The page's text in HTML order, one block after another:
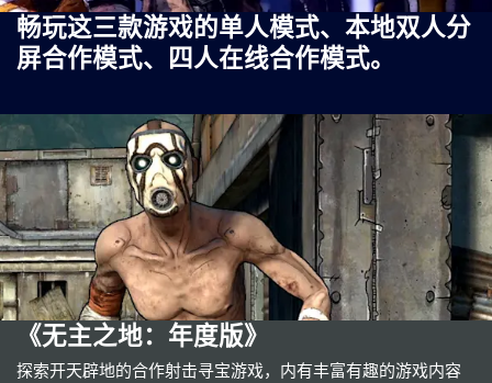
畅玩这三款游戏的单人模式、本地双人分
屏合作模式、四人在线合作模式。
《无主之地：年度版》
探索开天辟地的合作射击寻宝游戏，内有丰富有趣的游戏内容